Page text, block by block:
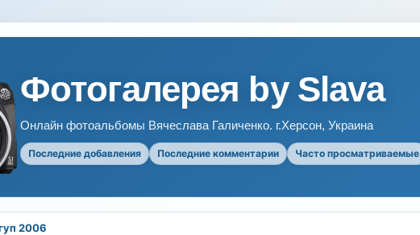
Фотогалерея by Slava
Онлайн фотоальбомы Вячеслава Галиченко. г.Херсон, Украина
Последние добавления Последние комментарии Часто просматриваемые
2006